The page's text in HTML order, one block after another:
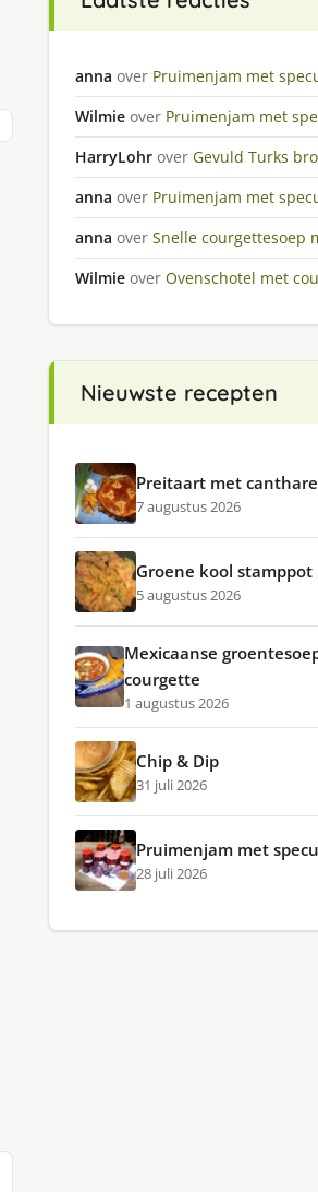
anna over Pruimenjam met
Wilmie over Pruimenjam met
HarryLohr over Gevuld Turks
anna over Pruimenjam met
anna over Snelle courgettesoep
Wilmie over Ovenschotel met
Nieuwste recepten
Preitaart met
7 augustus 2026
Groene kool stamppot
5 augustus 2026
Mexicaanse
courgette
1 augustus 2026
Chip & Dip
31 juli 2026
Pruimenjam met
28 juli 2026